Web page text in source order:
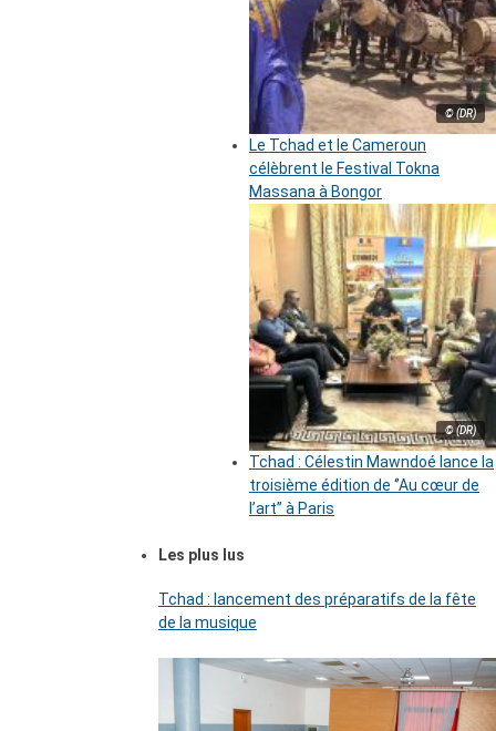
© (DR)
Le Tchad et le Cameroun
célèbrent le Festival Tokna
Massana à Bongor
© (DR)
Tchad : Célestin Mawndoé lance la
troisième édition de ‘’Au cœur de
l’art’’ à Paris
Les plus lus
Tchad : lancement des préparatifs de la fête
de la musique